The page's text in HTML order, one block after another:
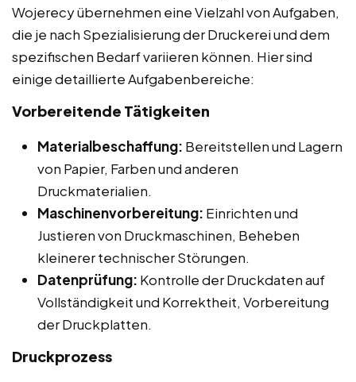
Wojerecy übernehmen eine Vielzahl von Aufgaben,
die je nach Spezialisierung der Druckerei und dem
spezifischen Bedarf variieren können. Hier sind
einige detaillierte Aufgabenbereiche:
Vorbereitende Tätigkeiten
Materialbeschaffung: Bereitstellen und Lagern
von Papier, Farben und anderen
Druckmaterialien.
Maschinenvorbereitung: Einrichten und
Justieren von Druckmaschinen, Beheben
kleinerer technischer Störungen.
Datenprüfung: Kontrolle der Druckdaten auf
Vollständigkeit und Korrektheit, Vorbereitung
der Druckplatten.
Druckprozess